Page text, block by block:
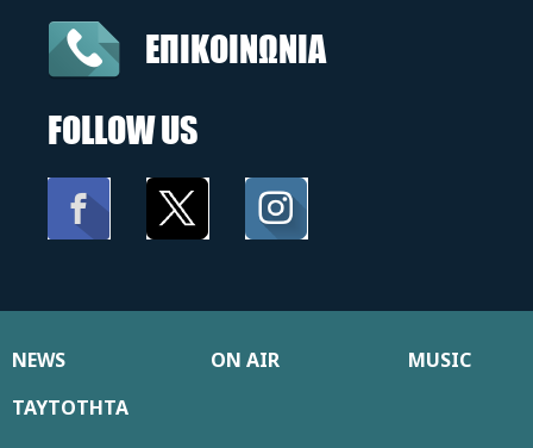
ΕΠΙΚΟΙΝΩΝΙΑ
FOLLOW US
NEWS ON AIR
MUSIC
ΤΑΥΤΟΤΗΤΑ